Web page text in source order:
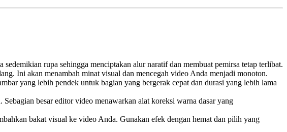
rupa sehingga menciptakan alur naratif dan membuat pemirsa tetap terlibat.
Ini akan menambah minat visual dan mencegah video Anda menjadi monoton.
yang lebih pendek untuk bagian yang bergerak cepat dan durasi yang lebih lama
besar editor video menawarkan alat koreksi warna dasar yang
bakat visual ke video Anda. Gunakan efek dengan hemat dan pilih yang